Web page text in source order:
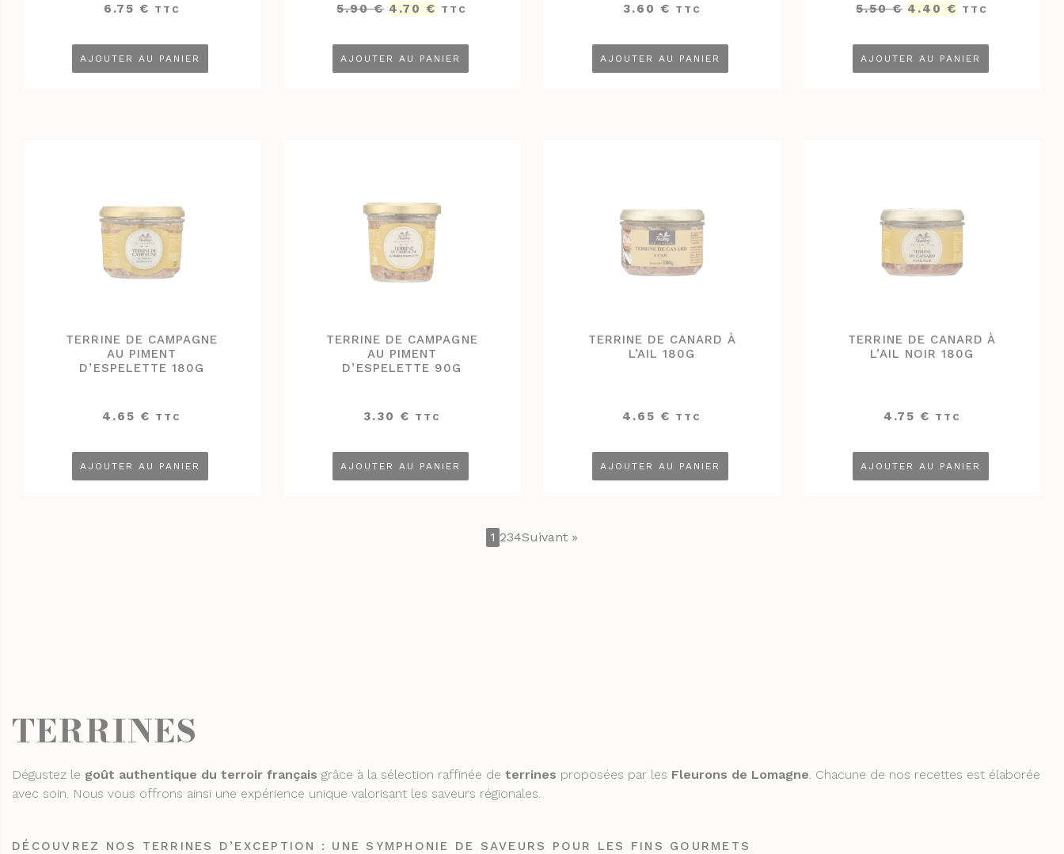
6.75 € TTC
AJOUTER AU PANIER
5.90€ Le
5.90 €.
4.70 € Le
4.70 €.
TTC
AJOUTER AU PANIER
3.60 € TTC
AJOUTER AU PANIER
5.50€ Le
5.50 €.
4.40 € Le
4.40 €.
TTC
AJOUTER AU PANIER
TERRINE DE CAMPAGNE
AU PIMENT
D’ESPELETTE 180G
4.65 € TTC
AJOUTER AU PANIER
TERRINE DE CAMPAGNE
AU PIMENT
D’ESPELETTE 90G
3.30 € TTC
AJOUTER AU PANIER
TERRINE DE CANARD À
L’AIL 180G
4.65 € TTC
AJOUTER AU PANIER
TERRINE DE CANARD À
L’AIL NOIR 180G
4.75 € TTC
AJOUTER AU PANIER
1 234Suivant »
TERRINES
Dégustez le goût authentique du terroir français grâce à la sélection raffinée de terrines proposées par les Fleurons de Lomagne. Chacune de nos recettes est élaborée
avec soin. Nous vous offrons ainsi une expérience unique valorisant les saveurs régionales.
DÉCOUVREZ NOS TERRINES D’EXCEPTION : UNE SYMPHONIE DE SAVEURS POUR LES FINS GOURMETS